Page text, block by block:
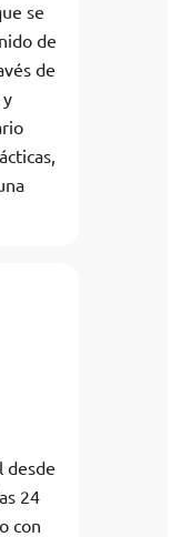
se
de
de
y
desde
24
con